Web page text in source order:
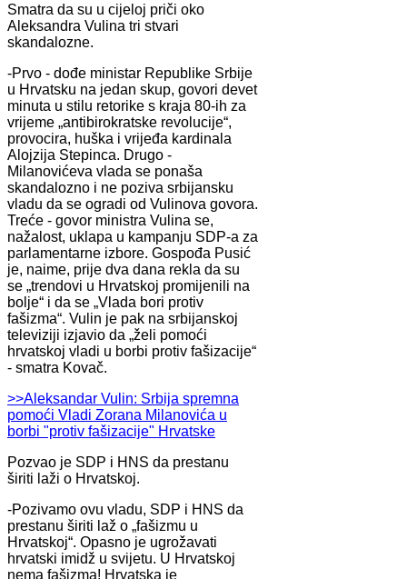
Smatra da su u cijeloj priči oko
Aleksandra Vulina tri stvari
skandalozne.
-Prvo - dođe ministar Republike Srbije
u Hrvatsku na jedan skup, govori devet
minuta u stilu retorike s kraja 80-ih za
vrijeme „antibirokratske revolucije“,
provocira, huška i vrijeđa kardinala
Alojzija Stepinca. Drugo -
Milanovićeva vlada se ponaša
skandalozno i ne poziva srbijansku
vladu da se ogradi od Vulinova govora.
Treće - govor ministra Vulina se,
nažalost, uklapa u kampanju SDP-a za
parlamentarne izbore. Gospođa Pusić
je, naime, prije dva dana rekla da su
se „trendovi u Hrvatskoj promijenili na
bolje“ i da se „Vlada bori protiv
fašizma“. Vulin je pak na srbijanskoj
televiziji izjavio da „želi pomoći
hrvatskoj vladi u borbi protiv fašizacije“
- smatra Kovač.
>>Aleksandar Vulin: Srbija spremna
pomoći Vladi Zorana Milanovića u
borbi "protiv fašizacije" Hrvatske
Pozvao je SDP i HNS da prestanu
širiti laži o Hrvatskoj.
-Pozivamo ovu vladu, SDP i HNS da
prestanu širiti laž o „fašizmu u
Hrvatskoj“. Opasno je ugrožavati
hrvatski imidž u svijetu. U Hrvatskoj
nema fašizma! Hrvatska je